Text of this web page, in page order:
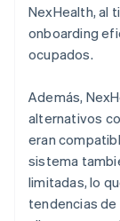
NexHealth, al
onboarding
ocupados.
Además,
alternativos
eran
sistema
limitadas, lo
tendencias